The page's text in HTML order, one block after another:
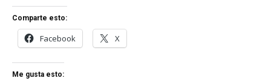
Comparte esto:
Facebook X
Me gusta esto: